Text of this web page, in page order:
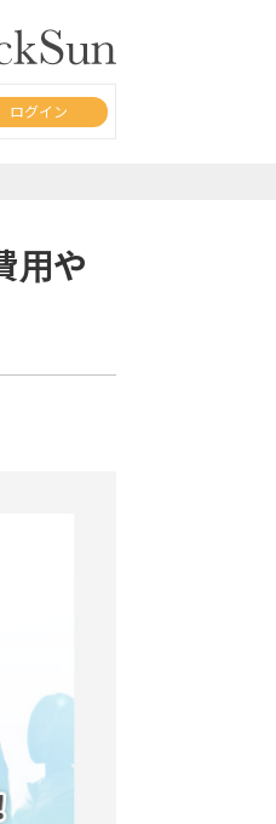
ログイン
用や